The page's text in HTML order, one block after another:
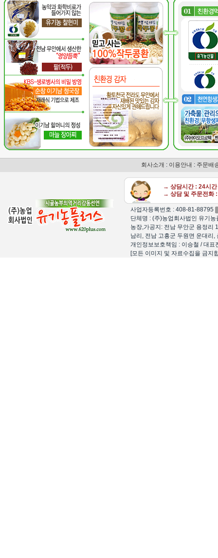
회사소개 : 이용안내 : 주문배
→ 상담시간 : 24시간
→ 상담 및 주문전화
사업자등록번호 : 408-81-88795
단체명 : (주)농업회사법인 유기
농장,가공지: 전남 무안군 용정리
남리, 전남 고흥군 두원면 운대리
개인정보보호책임 : 이승철 / 대
[모든 이미지 및 자료수집을 금지